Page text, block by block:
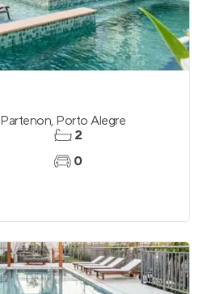
Partenon, Porto Alegre
2
0